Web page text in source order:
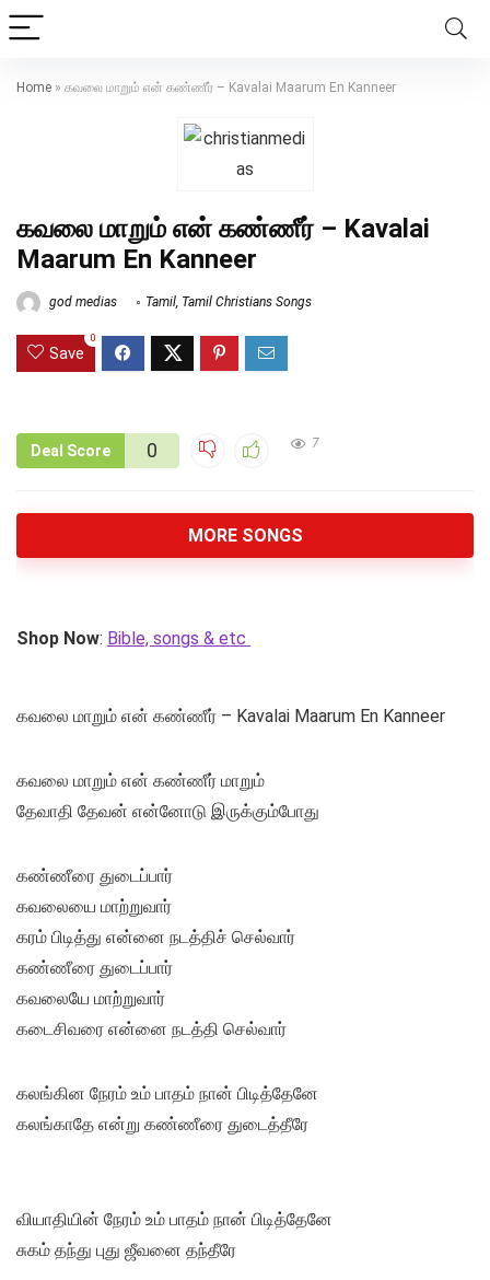
Home » கவலை மாறும் என் கண்ணீர் – Kavalai Maarum En Kanneer
கவலை மாறும் என் கண்ணீர் – Kavalai
Maarum En Kanneer
god medias Tamil, Tamil Christians Songs
Save
0
Deal Score 0 7
MORE SONGS
Shop Now: Bible, songs & etc
கவலை மாறும் என் கண்ணீர் – Kavalai Maarum En Kanneer
கவலை மாறும் என் கண்ணீர் மாறும்
தேவாதி தேவன் என்னோடு இருக்கும்போது
கண்ணீரை துடைப்பார்
கவலையை மாற்றுவார்
கரம் பிடித்து என்னை நடத்திச் செல்வார்
கண்ணீரை துடைப்பார்
கவலையே மாற்றுவார்
கடைசிவரை என்னை நடத்தி செல்வார்
கலங்கின நேரம் உம் பாதம் நான் பிடித்தேனே
கலங்காதே என்று கண்ணீரை துடைத்தீரே
வியாதியின் நேரம் உம் பாதம் நான் பிடித்தேனே
சுகம் தந்து புது ஜீவனை தந்தீரே